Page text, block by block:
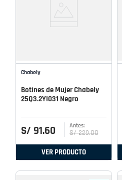
Chabely
Botines de Mujer Chabely
25Q3.2YI031 Negro
S/ 91.60 S/ 229.00
VER PRODUCTO